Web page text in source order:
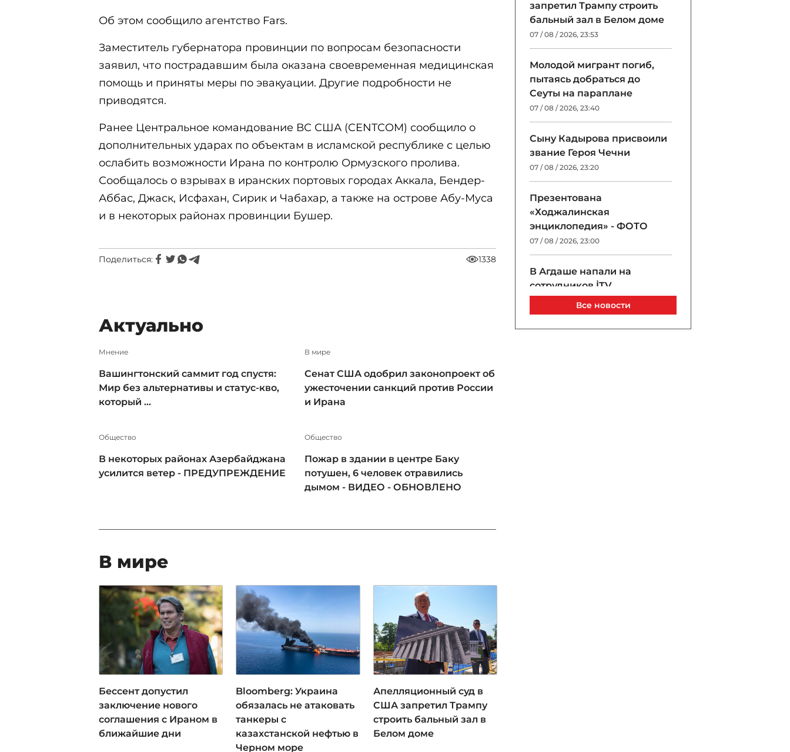
Об этом сообщило агентство Fars.
Заместитель губернатора провинции по вопросам безопасности
заявил, что пострадавшим была оказана своевременная медицинская
помощь и приняты меры по эвакуации. Другие подробности не
приводятся.
Ранее Центральное командование ВС США (CENTCOM) сообщило о
дополнительных ударах по объектам в исламской республике с целью
ослабить возможности Ирана по контролю Ормузского пролива.
Сообщалось о взрывах в иранских портовых городах Аккала, Бендер-
Аббас, Джаск, Исфахан, Сирик и Чабахар, а также на острове Абу-Муса
и в некоторых районах провинции Бушер.
Поделиться: 1338
Актуально
Мнение
Вашингтонский саммит год спустя:
Мир без альтернативы и статус-кво,
который ...
В мире
Сенат США одобрил законопроект об
ужесточении санкций против России
и Ирана
Общество
В некоторых районах Азербайджана
усилится ветер - ПРЕДУПРЕЖДЕНИЕ
Общество
Пожар в здании в центре Баку
потушен, 6 человек отравились
дымом - ВИДЕО - ОБНОВЛЕНО
В мире
Бессент допустил
заключение нового
соглашения с Ираном в
ближайшие дни
Bloomberg: Украина
обязалась не атаковать
танкеры с
казахстанской нефтью в
Черном море
Апелляционный суд в
США запретил Трампу
строить бальный зал в
Белом доме
запретил Трампу строить
бальный зал в Белом доме
07 / 08 / 2026, 23:53
Молодой мигрант погиб,
пытаясь добраться до
Сеуты на параплане
07 / 08 / 2026, 23:40
Сыну Кадырова присвоили
звание Героя Чечни
07 / 08 / 2026, 23:20
Презентована
«Ходжалинская
энциклопедия» - ФОТО
07 / 08 / 2026, 23:00
В Агдаше напали на
сотрудников İTV,
снимавших свадьбу
несовершеннолетней —
ВИДЕО
Все новости